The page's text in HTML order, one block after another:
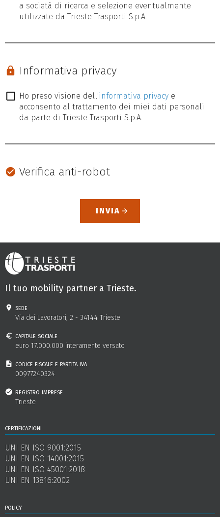
a società di ricerca e selezione eventualmente
utilizzate da Trieste Trasporti S.p.A.
Informativa privacy
Ho preso visione dell'informativa privacy e
acconsento al trattamento dei miei dati personali
da parte di Trieste Trasporti S.p.A.
Verifica anti-robot
arrow_forward
Il tuo mobility partner a Trieste.
sede
Via dei Lavoratori, 2 - 34144 Trieste
capitale sociale
euro 17.000.000 interamente versato
codice fiscale e partita iva
00977240324
registro imprese
Trieste
certificazioni
UNI EN ISO 9001:2015
UNI EN ISO 14001:2015
UNI EN ISO 45001:2018
UNI EN 13816:2002
policy